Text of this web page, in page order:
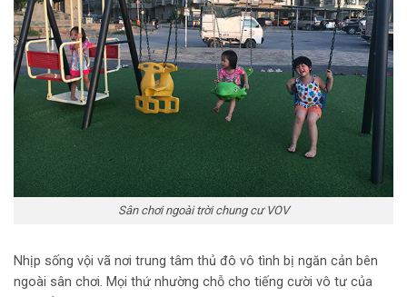
Sân chơi ngoài trời chung cư VOV
Nhịp sống vội vã nơi trung tâm thủ đô vô tình bị ngăn cản bên
ngoài sân chơi. Mọi thứ nhường chỗ cho tiếng cười vô tư của